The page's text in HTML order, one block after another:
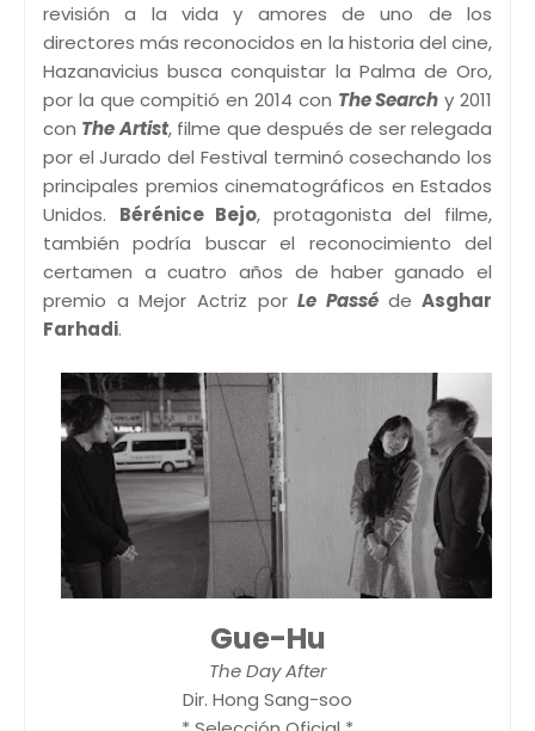
revisión a la vida y amores de uno de los
directores más reconocidos en la historia del cine,
Hazanavicius busca conquistar la Palma de Oro,
por la que compitió en 2014 con The Search y 2011
con The Artist, filme que después de ser relegada
por el Jurado del Festival terminó cosechando los
principales premios cinematográficos en Estados
Unidos. Bérénice Bejo, protagonista del filme,
también podría buscar el reconocimiento del
certamen a cuatro años de haber ganado el
premio a Mejor Actriz porLe Passéde Asghar
Farhadi.
Gue-Hu
The Day After
Dir. Hong Sang-soo